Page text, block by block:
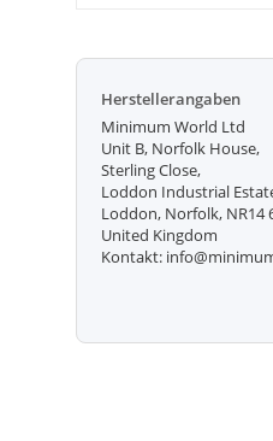
Herstellerangaben
Minimum World Ltd
Unit B, Norfolk House,
Sterling Close,
Loddon Industrial
Loddon, Norfolk, NR14
United Kingdom
Kontakt: